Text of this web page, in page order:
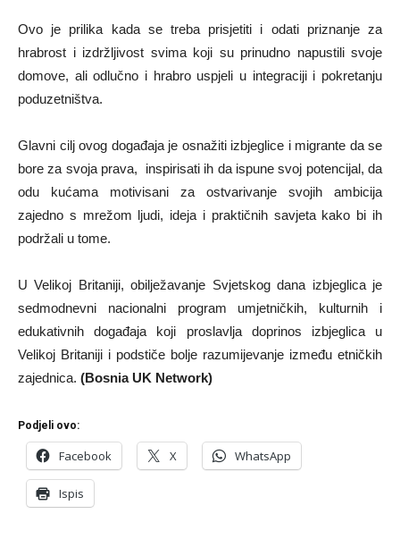
Ovo je prilika kada se treba prisjetiti i odati priznanje za
hrabrost i izdržljivost svima koji su prinudno napustili svoje
domove, ali odlučno i hrabro uspjeli u integraciji i pokretanju
poduzetništva.
Glavni cilj ovog događaja je osnažiti izbjeglice i migrante da se
bore za svoja prava, inspirisati ih da ispune svoj potencijal, da
odu kućama motivisani za ostvarivanje svojih ambicija
zajedno s mrežom ljudi, ideja i praktičnih savjeta kako bi ih
podržali u tome.
U Velikoj Britaniji, obilježavanje Svjetskog dana izbjeglica je
sedmodnevni nacionalni program umjetničkih, kulturnih i
edukativnih događaja koji proslavlja doprinos izbjeglica u
Velikoj Britaniji i podstiče bolje razumijevanje između etničkih
zajednica. (Bosnia UK Network)
Podjeli ovo:
Facebook X WhatsApp
Ispis